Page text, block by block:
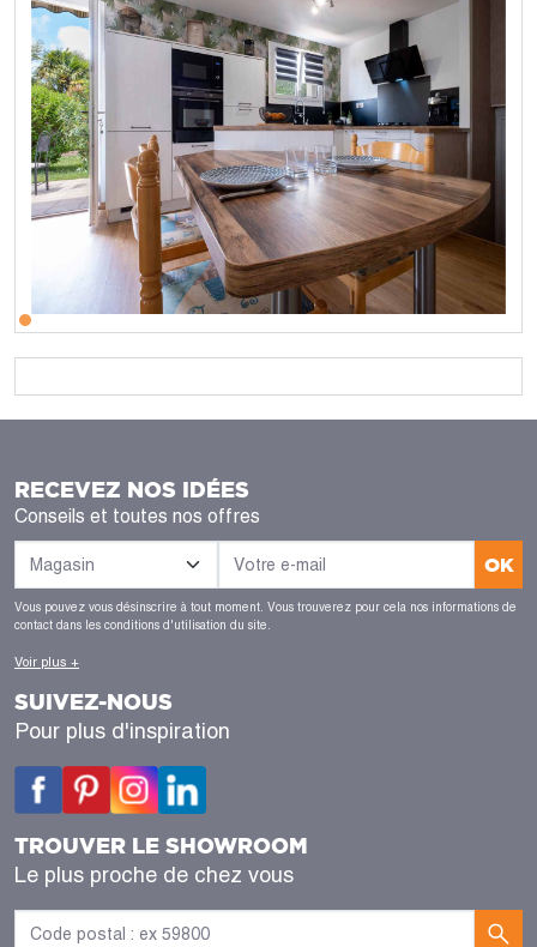
RECEVEZ NOS IDÉES
Conseils et toutes nos offres
OK
Vous pouvez vous désinscrire à tout moment. Vous trouverez pour cela nos informations de
contact dans les conditions d'utilisation du site.
Voir plus +
SUIVEZ-NOUS
Pour plus d'inspiration
TROUVER LE SHOWROOM
Le plus proche de chez vous